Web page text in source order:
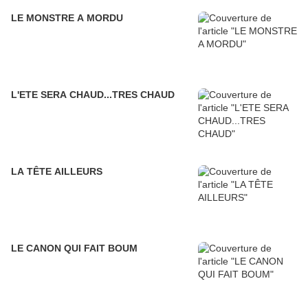
LE MONSTRE A MORDU
L'ETE SERA CHAUD...TRES CHAUD
LA TÊTE AILLEURS
LE CANON QUI FAIT BOUM